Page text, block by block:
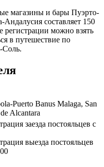
магазины и бары Пуэрто-
составляет 150
регистрации можно взять
в путешествие по
Соль.
Puerto Banus Malaga, San
Alcantara
заезда постояльцев с
выезда постояльцев